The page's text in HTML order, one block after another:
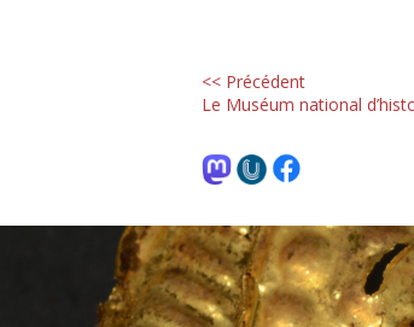
<< Précédent
Le Muséum national